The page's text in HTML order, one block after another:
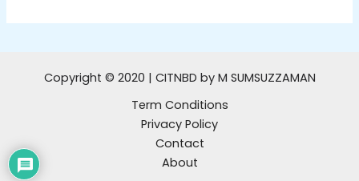
Copyright © 2020 | CITNBD by M SUMSUZZAMAN
Term Conditions
Privacy Policy
Contact
About